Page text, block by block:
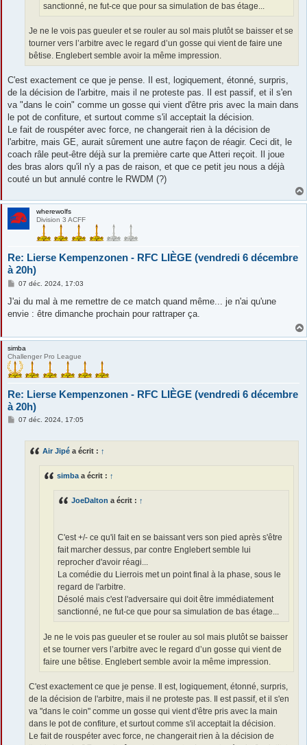
sanctionné, ne fut-ce que pour sa simulation de bas étage...
Je ne le vois pas gueuler et se rouler au sol mais plutôt se baisser et se
tourner vers l’arbitre avec le regard d’un gosse qui vient de faire une
bêtise. Englebert semble avoir la même impression.
C'est exactement ce que je pense. Il est, logiquement, étonné, surpris,
de la décision de l'arbitre, mais il ne proteste pas. Il est passif, et il s'en
va "dans le coin" comme un gosse qui vient d'être pris avec la main dans
le pot de confiture, et surtout comme s'il acceptait la décision.
Le fait de rouspéter avec force, ne changerait rien à la décision de
l'arbitre, mais GE, aurait sûrement une autre façon de réagir. Ceci dit, le
coach râle peut-être déjà sur la première carte que Atteri reçoit. Il joue
des bras alors qu'il n'y a pas de raison, et que ce petit jeu nous a déjà
couté un but annulé contre le RWDM (?)
wherewolfs
Division 3 ACFF
Re: Lierse Kempenzonen - RFC LIÈGE (vendredi 6 décembre
à 20h)
M
s
a
07 déc. 2024, 17:03
J'ai du mal à me remettre de ce match quand même... je n'ai qu'une
envie : être dimanche prochain pour rattraper ça.
simba
Challenger Pro League
Re: Lierse Kempenzonen - RFC LIÈGE (vendredi 6 décembre
à 20h)
M07 déc. 2024, 17:05
Air Jipé a écrit : ↑
simba a écrit : ↑
JoeDalton a écrit : ↑
C'est +/- ce qu'il fait en se baissant vers son pied après s'être
fait marcher dessus, par contre Englebert semble lui
reprocher d'avoir réagi...
La comédie du Lierrois met un point final à la phase, sous le
regard de l'arbitre.
Désolé mais c'est l'adversaire qui doit être immédiatement
sanctionné, ne fut-ce que pour sa simulation de bas étage...
Je ne le vois pas gueuler et se rouler au sol mais plutôt se baisser
et se tourner vers l’arbitre avec le regard d’un gosse qui vient de
faire une bêtise. Englebert semble avoir la même impression.
C'est exactement ce que je pense. Il est, logiquement, étonné, surpris,
de la décision de l'arbitre, mais il ne proteste pas. Il est passif, et il s'en
va "dans le coin" comme un gosse qui vient d'être pris avec la main
dans le pot de confiture, et surtout comme s'il acceptait la décision.
Le fait de rouspéter avec force, ne changerait rien à la décision de